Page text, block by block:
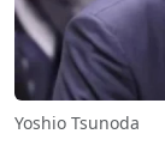
Yoshio Tsunoda